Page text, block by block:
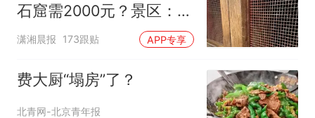
石窟需2000元？景区：部
分石窟受特别保护，游客
潇湘晨报 173跟贴 APP专享
费大厨“塌房”了？
北青网-北京青年报